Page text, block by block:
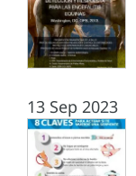
13 Sep 2023